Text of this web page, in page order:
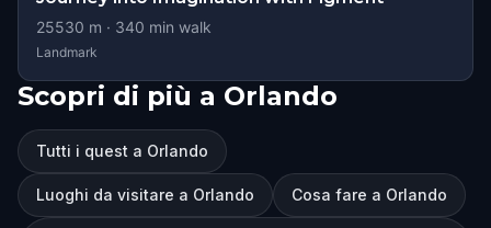
25530 m · 340 min walk
Landmark
Scopri di più a Orlando
Tutti i quest a Orlando
Luoghi da visitare a Orlando Cosa fare a Orlando